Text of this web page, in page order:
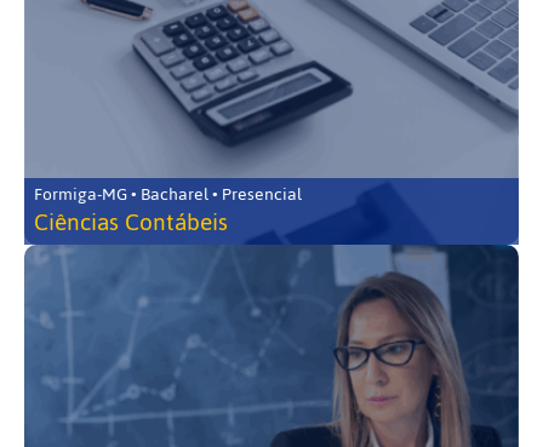
Formiga-MG • Bacharel • Presencial
Ciências Contábeis